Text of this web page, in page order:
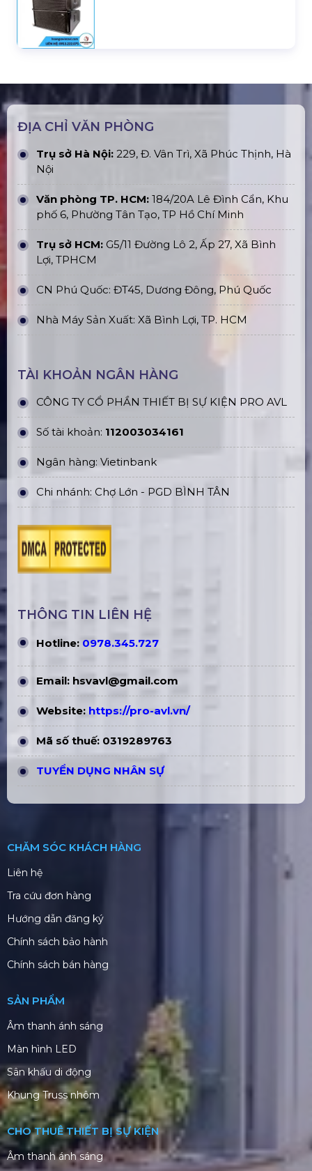
ĐỊA CHỈ VĂN PHÒNG
Trụ sở Hà Nội: 229, Đ. Vân Trì, Xã Phúc Thịnh, Hà
Nội
Văn phòng TP. HCM: 184/20A Lê Đình Cẩn, Khu
phố 6, Phường Tân Tạo, TP Hồ Chí Minh
Trụ sở HCM: G5/11 Đường Lô 2, Ấp 27, Xã Bình
Lợi, TPHCM
CN Phú Quốc: ĐT45, Dương Đông, Phú Quốc
Nhà Máy Sản Xuất: Xã Bình Lợi, TP. HCM
TÀI KHOẢN NGÂN HÀNG
CÔNG TY CỔ PHẦN THIẾT BỊ SỰ KIỆN PRO AVL
Số tài khoản: 112003034161
Ngân hàng: Vietinbank
Chi nhánh: Chợ Lớn - PGD BÌNH TÂN
THÔNG TIN LIÊN HỆ
Hotline: 0978.345.727
Email: hsvavl@gmail.com
Website: https://pro-avl.vn/
Mã số thuế: 0319289763
TUYỂN DỤNG NHÂN SỰ
CHĂM SÓC KHÁCH HÀNG
Liên hệ
Tra cứu đơn hàng
Hướng dẫn đăng ký
Chính sách bảo hành
Chính sách bán hàng
SẢN PHẨM
Âm thanh ánh sáng
Màn hình LED
Sân khấu di động
Khung Truss nhôm
CHO THUÊ THIẾT BỊ SỰ KIỆN
Âm thanh ánh sáng